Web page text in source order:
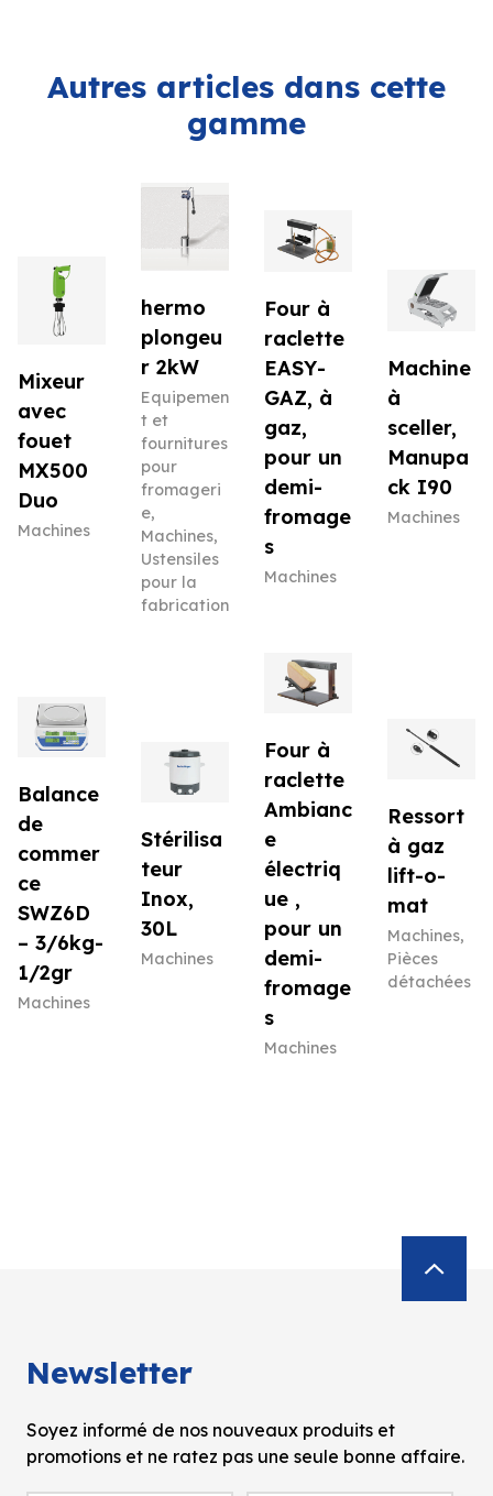
Autres articles dans cette
gamme
Mixeur
avec
fouet
MX500
Duo
Machines
hermo
plongeu
r 2kW
Equipemen
t et
fournitures
pour
fromageri
e,
Machines,
Ustensiles
pour la
fabrication
Four à
raclette
EASY-
GAZ, à
gaz,
pour un
demi-
fromage
s
Machines
Machine
à
sceller,
Manupa
ck I90
Machines
Balance
de
commer
ce
SWZ6D
– 3/6kg-
1/2gr
Machines
Stérilisa
teur
Inox,
30L
Machines
Four à
raclette
Ambianc
e
électriq
ue ,
pour un
demi-
fromage
s
Machines
Ressort
à gaz
lift-o-
mat
Machines,
Pièces
détachées
Newsletter
Soyez informé de nos nouveaux produits et
promotions et ne ratez pas une seule bonne affaire.